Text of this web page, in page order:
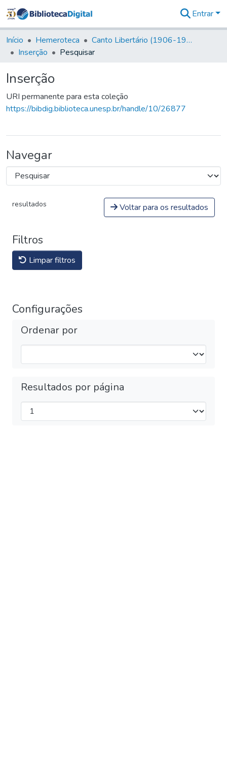
&
Coleções
Estatísticas
Entrar
Início Hemeroteca
Canto Libertário (1906-1995)
Inserção
Pesquisar
Inserção
URI permanente para esta coleção
https://bibdig.biblioteca.unesp.br/handle/10/26877
Navegar
resultados Voltar para os resultados
Filtros
Limpar filtros
Configurações
Ordenar por
Resultados por página